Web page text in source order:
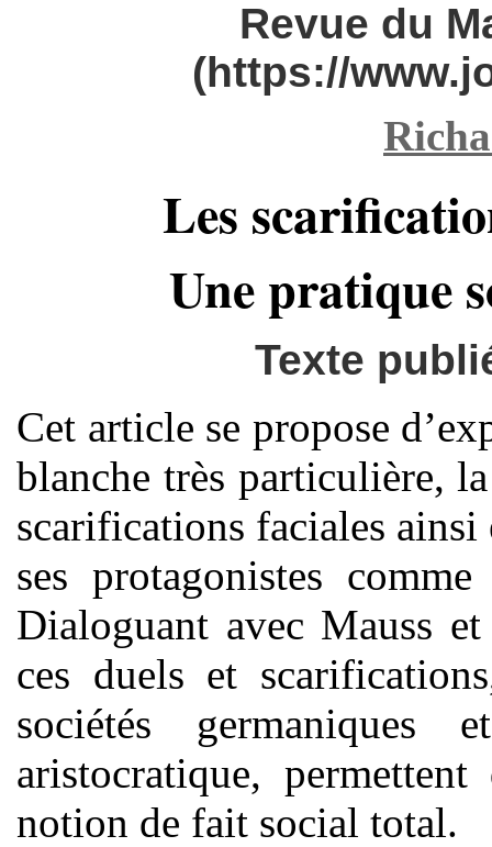
Revue du
(https://
Les
Une pratique
Texte
Cet article se propose
blanche très particulière,
scarifications faciales ainsi
ses protagonistes
Dialoguant avec Mauss
ces duels et
sociétés
aristocratique,
notion de fait social total.